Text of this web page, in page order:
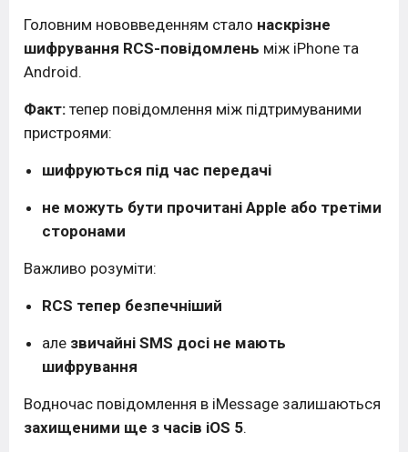
Головним нововведенням стало наскрізне
шифрування RCS-повідомлень між iPhone та
Android.
Факт: тепер повідомлення між підтримуваними
пристроями:
шифруються під час передачі
не можуть бути прочитані Apple або третіми
сторонами
Важливо розуміти:
RCS тепер безпечніший
але звичайні SMS досі не мають
шифрування
Водночас повідомлення в iMessage залишаються
захищеними ще з часів iOS 5.